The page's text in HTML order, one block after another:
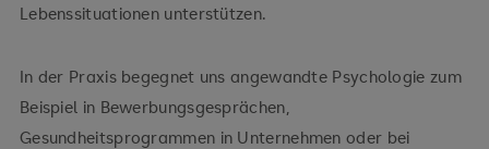
Lebenssituationen unterstützen.
In der Praxis begegnet uns angewandte Psychologie zum
Beispiel in Bewerbungsgesprächen,
Gesundheitsprogrammen in Unternehmen oder bei